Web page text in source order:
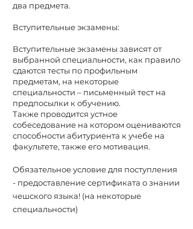
два предмета.
Вступительные экзамены:
Вступительные экзамены зависят от
выбранной специальности, как правило
сдаются тесты по профильным
предметам, на некоторые
специальности – письменный тест на
предпосылки к обучению.
Также проводится устное
собеседование на котором оцениваются
способности абитуриента к учебе на
факультете, также его мотивация.
Обязательное условие для поступления
- предоставление сертификата о знании
чешского языка! (на некоторые
специальности)